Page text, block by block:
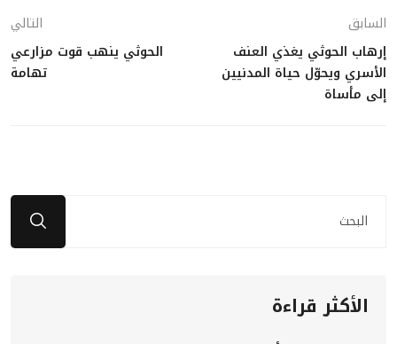
السابق
إرهاب الحوثي يغذي العنف
الأسري ويحوّل حياة المدنيين
إلى مأساة
التالي
الحوثي ينهب قوت مزارعي
تهامة
الأكثر قراءة